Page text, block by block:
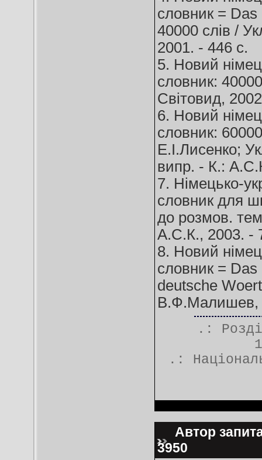
словник =
40000 слів /
2001. - 446 с.
5. Новий
словник:
Світовид,
6. Новий
словник:
Е.І.Лисенко;
випр. - К.:
7. Німецько-
словник для
до розмов.
А.С.К., 2003. -
8. Новий
словник =
deutsche
В.Ф.Малишев,
.:
.:
Автор
3950